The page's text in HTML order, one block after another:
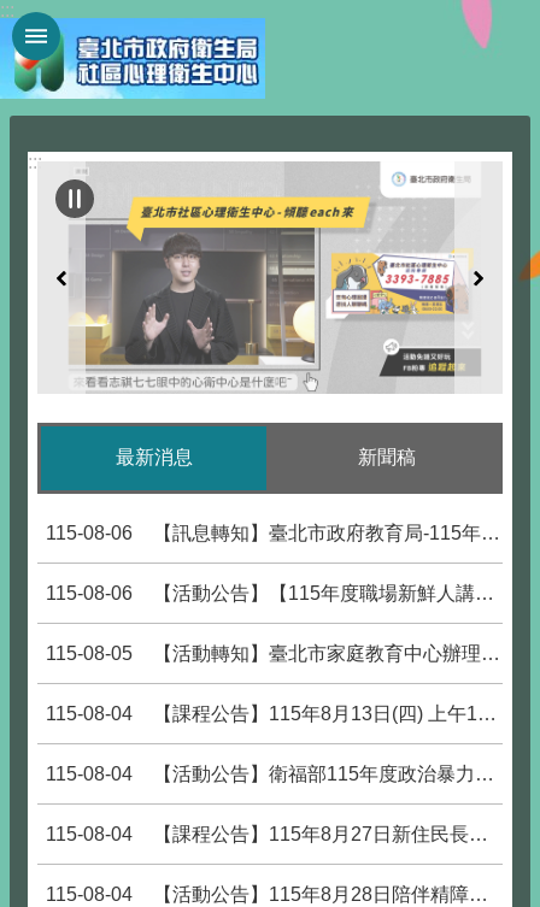
跳到主要內容區塊
:::
:::
最新消息 新聞稿
115-08-06 【訊息轉知】臺北市政府教育局-115年度推展家庭教育補助實施計畫開放申請
115-08-06 【活動公告】【115年度職場新鮮人講座】 職場新鮮人的自我照顧指南
115-08-05 【活動轉知】臺北市家庭教育中心辦理「爸爸不只是幫忙：數位時代的共同照顧與家庭教育」微論壇，開放報名中。
115-08-04 【課程公告】115年8月13日(四) 上午10:00-12:00 防詐與心理健康講座，熱烈報名中！
115-08-04 【活動公告】衛福部115年度政治暴力創傷療癒助人工作者進階培訓，歡迎大家踴躍上網報名參加!
115-08-04 【課程公告】115年8月27日新住民長者植栽療癒團體，熱烈報名中！
115-08-04 【活動公告】115年8月28日陪伴精障家人邁向職場的安心指南